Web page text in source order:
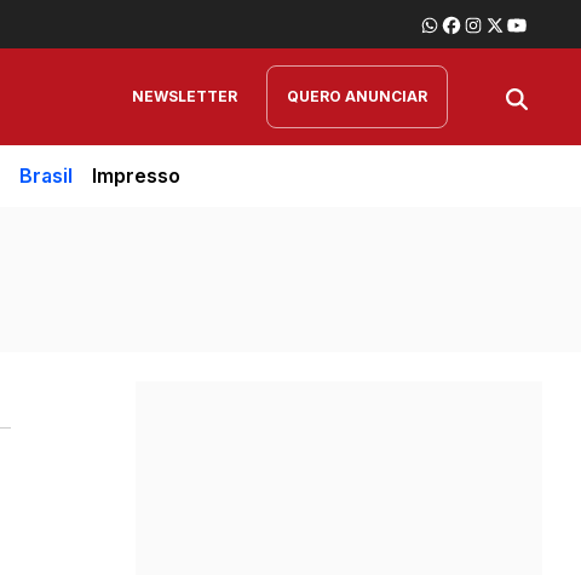
NEWSLETTER QUERO ANUNCIAR
Brasil Impresso